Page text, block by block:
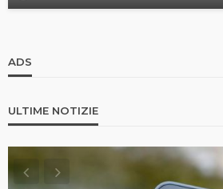
ADS
ULTIME NOTIZIE